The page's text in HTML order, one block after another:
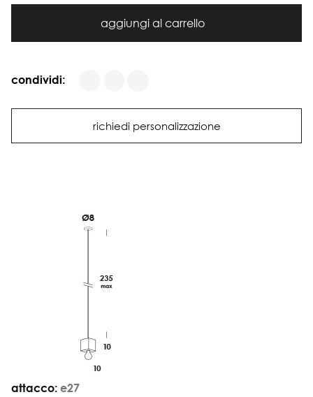
aggiungi al carrello
condividi:
richiedi personalizzazione
attacco: e27